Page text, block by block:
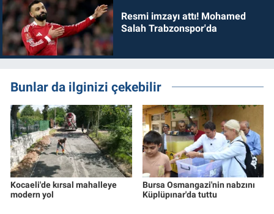
Resmi imzayı attı! Mohamed
Salah Trabzonspor'da
Bunlar da ilginizi çekebilir
Kocaeli'de kırsal mahalleye
modern yol
Bursa Osmangazi'nin nabzını
Küplüpınar'da tuttu